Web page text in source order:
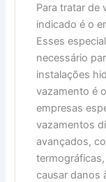
Para tratar de
indicado é o
Esses
necessário
instalações
vazamento é
empresas
vazamentos
avançados,
causar danos